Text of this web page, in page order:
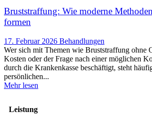
Bruststraffung: Wie moderne
formen
17. Februar 2026 Behandlungen
Wer sich mit Themen wie Bruststraffung ohne
Kosten oder der Frage nach einer möglichen
durch die Krankenkasse beschäftigt, steht
persönlichen...
Mehr lesen
Leistung